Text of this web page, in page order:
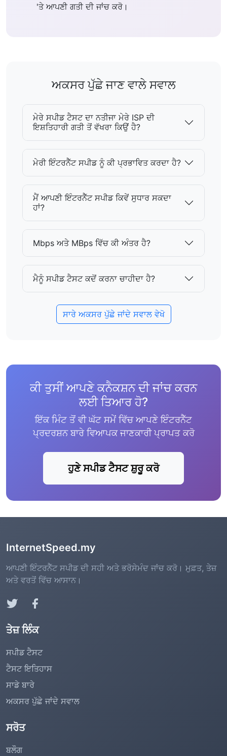
'ਤੇ ਆਪਣੀ ਗਤੀ ਦੀ ਜਾਂਚ ਕਰੋ।
ਅਕਸਰ ਪੁੱਛੇ ਜਾਣ ਵਾਲੇ ਸਵਾਲ
ਮੇਰੇ ਸਪੀਡ ਟੈਸਟ ਦਾ ਨਤੀਜਾ ਮੇਰੇ ISP ਦੀ
ਇਸ਼ਤਿਹਾਰੀ ਗਤੀ ਤੋਂ ਵੱਖਰਾ ਕਿਉਂ ਹੈ?
ਮੇਰੀ ਇੰਟਰਨੈੱਟ ਸਪੀਡ ਨੂੰ ਕੀ ਪ੍ਰਭਾਵਿਤ ਕਰਦਾ ਹੈ?
ਮੈਂ ਆਪਣੀ ਇੰਟਰਨੈੱਟ ਸਪੀਡ ਕਿਵੇਂ ਸੁਧਾਰ ਸਕਦਾ
ਹਾਂ?
Mbps ਅਤੇ MBps ਵਿੱਚ ਕੀ ਅੰਤਰ ਹੈ?
ਮੈਨੂੰ ਸਪੀਡ ਟੈਸਟ ਕਦੋਂ ਕਰਨਾ ਚਾਹੀਦਾ ਹੈ?
ਸਾਰੇ ਅਕਸਰ ਪੁੱਛੇ ਜਾਂਦੇ ਸਵਾਲ ਵੇਖੋ
ਕੀ ਤੁਸੀਂ ਆਪਣੇ ਕਨੈਕਸ਼ਨ ਦੀ ਜਾਂਚ ਕਰਨ
ਲਈ ਤਿਆਰ ਹੋ?
ਇੱਕ ਮਿੰਟ ਤੋਂ ਵੀ ਘੱਟ ਸਮੇਂ ਵਿੱਚ ਆਪਣੇ ਇੰਟਰਨੈੱਟ
ਪ੍ਰਦਰਸ਼ਨ ਬਾਰੇ ਵਿਆਪਕ ਜਾਣਕਾਰੀ ਪ੍ਰਾਪਤ ਕਰੋ
ਹੁਣੇ ਸਪੀਡ ਟੈਸਟ ਸ਼ੁਰੂ ਕਰੋ
InternetSpeed.my
ਆਪਣੀ ਇੰਟਰਨੈੱਟ ਸਪੀਡ ਦੀ ਸਹੀ ਅਤੇ ਭਰੋਸੇਮੰਦ ਜਾਂਚ ਕਰੋ। ਮੁਫ਼ਤ, ਤੇਜ਼
ਅਤੇ ਵਰਤੋਂ ਵਿੱਚ ਆਸਾਨ।
ਤੇਜ਼ ਲਿੰਕ
ਸਪੀਡ ਟੈਸਟ
ਟੈਸਟ ਇਤਿਹਾਸ
ਸਾਡੇ ਬਾਰੇ
ਅਕਸਰ ਪੁੱਛੇ ਜਾਂਦੇ ਸਵਾਲ
ਸਰੋਤ
ਬਲੌਗ